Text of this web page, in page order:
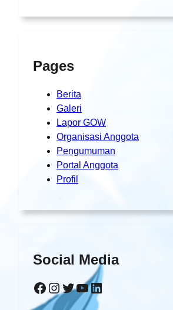
Pages
Berita
Galeri
Lapor GOW
Organisasi Anggota
Pengumuman
Portal Anggota
Profil
Social Media
Facebook Instagram Twitter YouTube LinkedIn